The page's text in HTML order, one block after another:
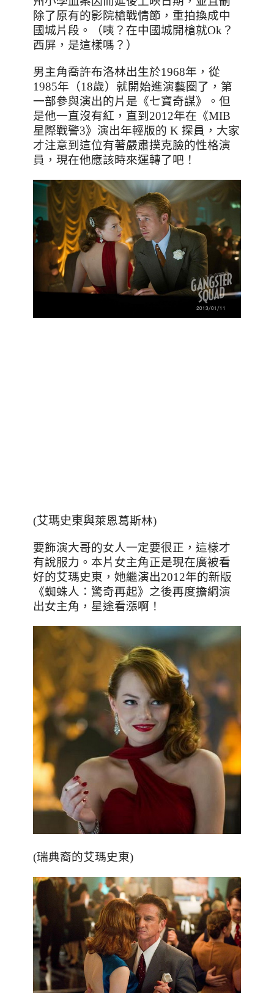
除了原有的影院槍戰情節，重拍換成中
國城片段。（咦？在中國城開槍就Ok ？
西屏，是這樣嗎？）
男主角喬許布洛林出生於1968年，從
1985年（18歲）就開始進演藝圈了，第
一部參與演出的片是《七寶奇謀》。但
是他一直沒有紅，直到 2012年在《MIB
星際戰警3》演出年輕版的 K 探員，大家
才注意到這位有著嚴肅撲克臉的性格演
員，現在他應該時來運轉了吧！
(艾瑪史東與萊恩葛斯林)
要飾演大哥的女人一定要很正，這樣才
有說服力。本片女主角正是現在廣被看
好的艾瑪史東，她繼演出2012年的新版
《蜘蛛人：驚奇再起》之後再度擔綱演
出女主角，星途看漲啊！
(瑞典裔的艾瑪史東)